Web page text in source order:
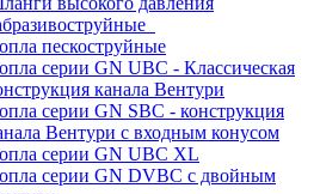
пескоструйные
серии GN UBC - Классическая
канала Вентури
серии GN SBC - конструкция
Вентури c входным конусом
серии GN UBC XL
серии GN DVBC с двойным